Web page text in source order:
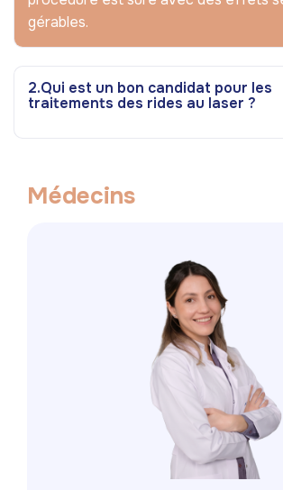
gérables.
2.Qui est un bon candidat pour les
traitements des rides au laser ?
Médecins